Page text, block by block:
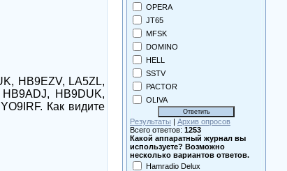
HB9EZV, LA5ZL,
HB9DUK,
Как видите
OPERA
JT65
MFSK
DOMINO
HELL
SSTV
PACTOR
OLIVA
Результаты | Архив опросов
Всего ответов: 1253
Какой аппаратный журнал вы
используете? Возможно
несколько вариантов ответов.
Hamradio Delux